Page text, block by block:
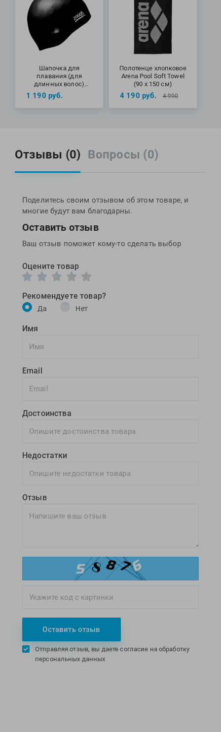
Шапочка для
плавания (для
длинных волос)
ZOGGS Easy Fit
Silicone Cap
1 190 руб.
Полотенце хлопковое
Arena Pool Soft Towel
(90 х 150 см)
4 190 руб. 4 990
Отзывы (0) Вопросы (0)
Поделитесь своим отзывом об этом товаре, и
многие будут вам благодарны.
Оставить отзыв
Ваш отзыв поможет кому-то сделать выбор
Оцените товар
Рекомендуете товар?
Да Нет
Имя
Email
Достоинства
Недостатки
Отзыв
Оставить отзыв
Отправляя отзыв, вы даете согласие на обработку
персональных данных